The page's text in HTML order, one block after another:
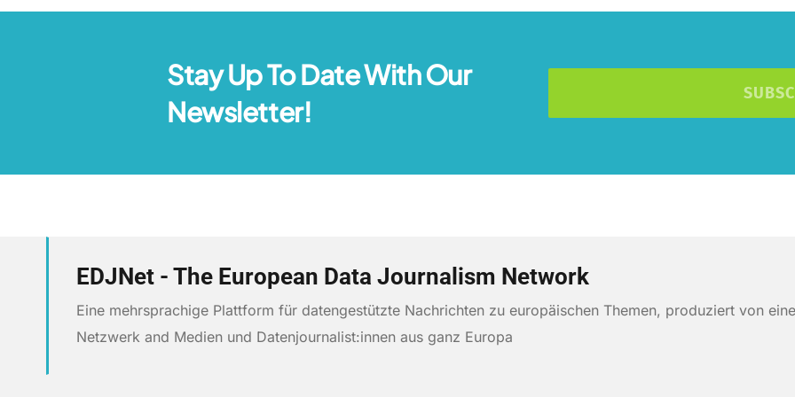
Stay Up To Date With Our
Newsletter!
EDJNet - The European Data Journalism Network
Eine mehrsprachige Plattform für datengestützte Nachrichten zu europäischen Themen, produziert von
Netzwerk and Medien und Datenjournalist:innen aus ganz Europa